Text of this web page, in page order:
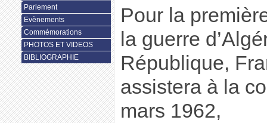
Pour la
la guerre
République,
assistera à la
mars 1962,
Parlement
Evènements
Commémorations
PHOTOS ET VIDEOS
BIBLIOGRAPHIE